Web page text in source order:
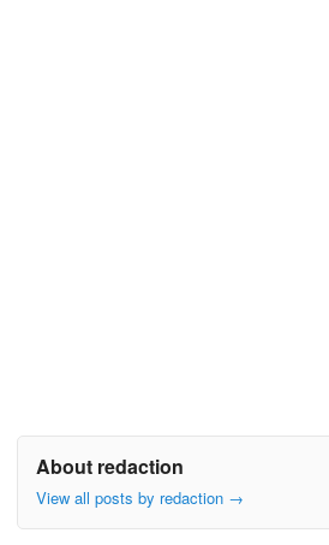
About redaction
View all posts by redaction →